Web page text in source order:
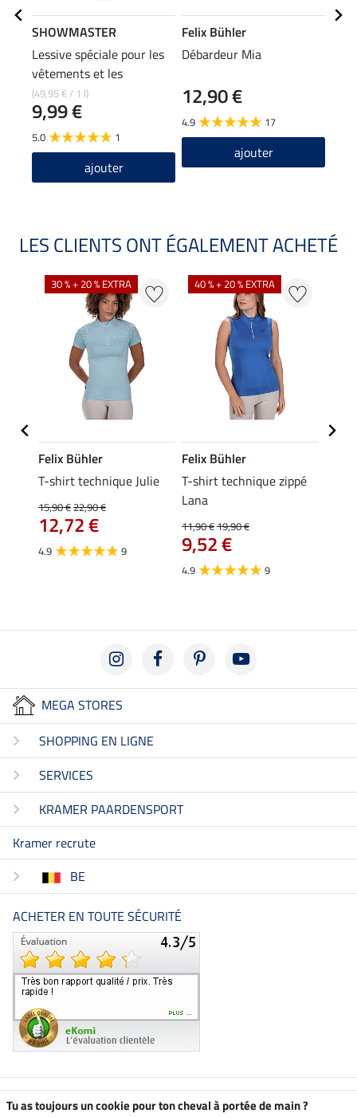
SHOWMASTER
Lessive spéciale pour les
vêtements et les
pantalons d'équitation
(49,95 € / 1 l)
9,99 €
5.0 1
ajouter
Felix Bühler
Débardeur Mia
12,90 €
4.9 17
ajouter
LES CLIENTS ONT ÉGALEMENT ACHETÉ
30 % + 20 % EXTRA
Felix Bühler
T-shirt technique Julie
15,90 €22,90 €
12,72 €
4.9 9
40 % + 20 % EXTRA
Felix Bühler
T-shirt technique zippé
Lana
11,90 €19,90 €
9,52 €
4.9 9
MEGA STORES
SHOPPING EN LIGNE
SERVICES
KRAMER PAARDENSPORT
Kramer recrute
BE
ACHETER EN TOUTE SÉCURITÉ
Boutique climatiquement
Tu as toujours un cookie pour ton cheval à portée de main ?